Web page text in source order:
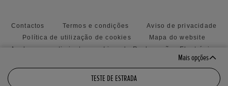
Mais opções
TESTE DE ESTRADA
Contactos Termos e condições
Aviso de privacidade
Política de utilização de cookies
Mapa do website
Anular consentimiento
Livro de Reclamações Electrónico